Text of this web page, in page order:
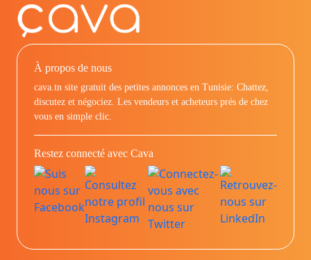
À propos de nous
cava.tn site gratuit des petites annonces en Tunisie: Chattez,
discutez et négociez. Les vendeurs et acheteurs prés de chez
vous en simple clic.
Restez connecté avec Cava